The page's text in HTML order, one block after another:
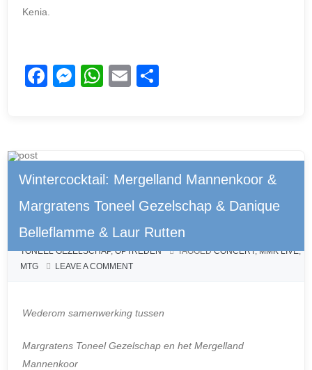
Kenia.
F
b
o
o
k
M
n
g
er
W
A
p
p
E
Wintercocktail: Mergelland Mannenkoor &
Margratens Toneel Gezelschap & Danique
Belleflamme & Laur Rutten
DANIQUE BELLEFLAMME,LAUR RUTTEN
TONEEL GEZELSCHAP,OPTREDEN TAGGEDCONCERT,MMK LIVE,
MTG
LEAVE A COMMENT
Wederom samenwerking tussen
Margratens Toneel Gezelschap en het Mergelland
Mannenkoor